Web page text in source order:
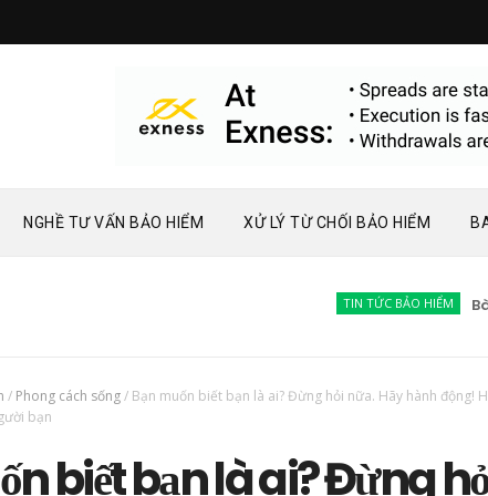
NGHỀ TƯ VẤN BẢO HIỂM XỬ LÝ TỪ CHỐI BẢO HIỂM
TIN TỨC BẢO HIỂM Bàn về
/ Phong cách sống/ Bạn muốn biết bạn là ai? Đừng hỏi nữa. Hãy hành động!
bạn
biết bạn là ai? Đừng